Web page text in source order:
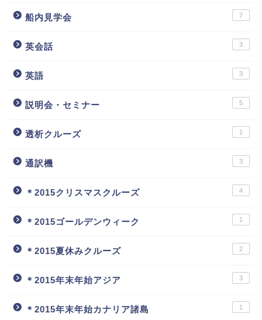
船内見学会 7
英会話 3
英語 3
説明会・セミナー 5
透析クルーズ 1
通訳機 3
＊2015クリスマスクルーズ 4
＊2015ゴールデンウィーク 1
＊2015夏休みクルーズ 2
＊2015年末年始アジア 3
＊2015年末年始カナリア諸島 1